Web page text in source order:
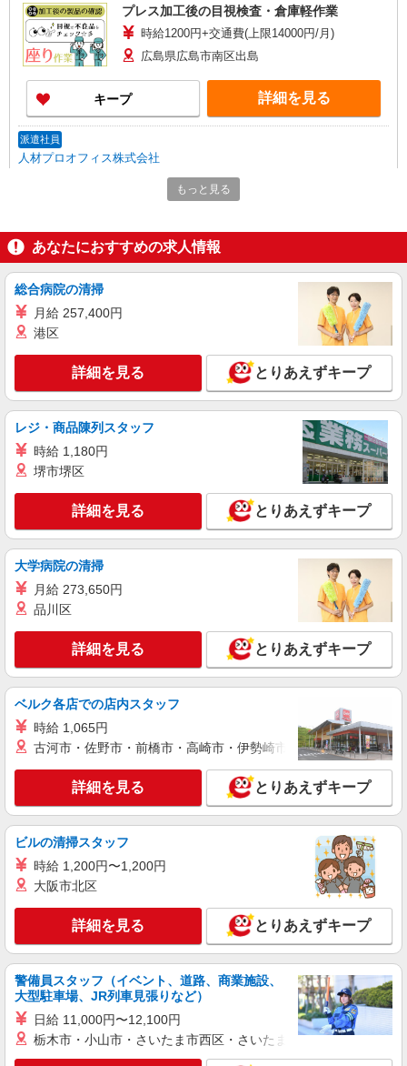
プレス加工後の目視検査・倉庫軽作業
時給1200円+交通費(上限14000円/月)
広島県広島市南区出島
キープ 詳細を見る
派遣社員
人材プロオフィス株式会社
自動車部品の検品や梱包作業
時給1,250円〜 ◆月収例）230,428円 (1,250円
+割増) ・残業時：1,563円
広島県広島市南区出島2-10-56
キープ 詳細を見る
もっと見る
あなたにおすすめの求人情報
総合病院の清掃
月給 257,400円
港区
詳細を見る とりあえずキープ
レジ・商品陳列スタッフ
時給 1,180円
堺市堺区
詳細を見る とりあえずキープ
大学病院の清掃
月給 273,650円
品川区
詳細を見る とりあえずキープ
ベルク各店での店内スタッフ
時給 1,065円
古河市・佐野市・前橋市・高崎市・伊勢崎市・太田市・館林市
詳細を見る とりあえずキープ
ビルの清掃スタッフ
時給 1,200円〜1,200円
大阪市北区
詳細を見る とりあえずキープ
警備員スタッフ（イベント、道路、商業施設、
大型駐車場、JR列車見張りなど）
日給 11,000円〜12,100円
栃木市・小山市・さいたま市西区・さいたま市岩槻区・久喜市・